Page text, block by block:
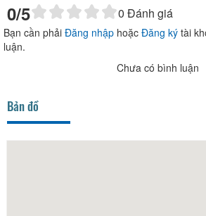
0/5 0 Đánh giá
Bạn cần phải Đăng nhập hoặc Đăng ký tài
luận.
Chưa có bình luận
Bản đồ